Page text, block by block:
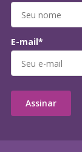
E-mail*
Assinar